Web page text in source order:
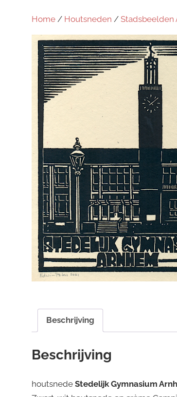
Home/ Houtsneden / Stadsbeelden
Beschrijving
Beschrijving
houtsnede Stedelijk Gymnasium